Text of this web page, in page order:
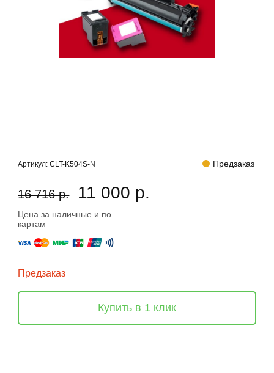
Артикул:CLT-K504S-N Предзаказ
16 716 р. 11 000 р.
Цена за наличные и по
картам
Предзаказ
Купить в 1 клик